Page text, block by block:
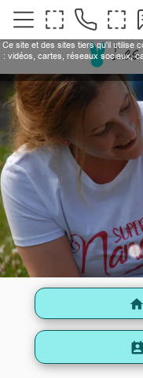
home
perm_contact_calendar
Ce site et des sites tiers qu'il utilise
: vidéos, cartes, réseaux sociaux,